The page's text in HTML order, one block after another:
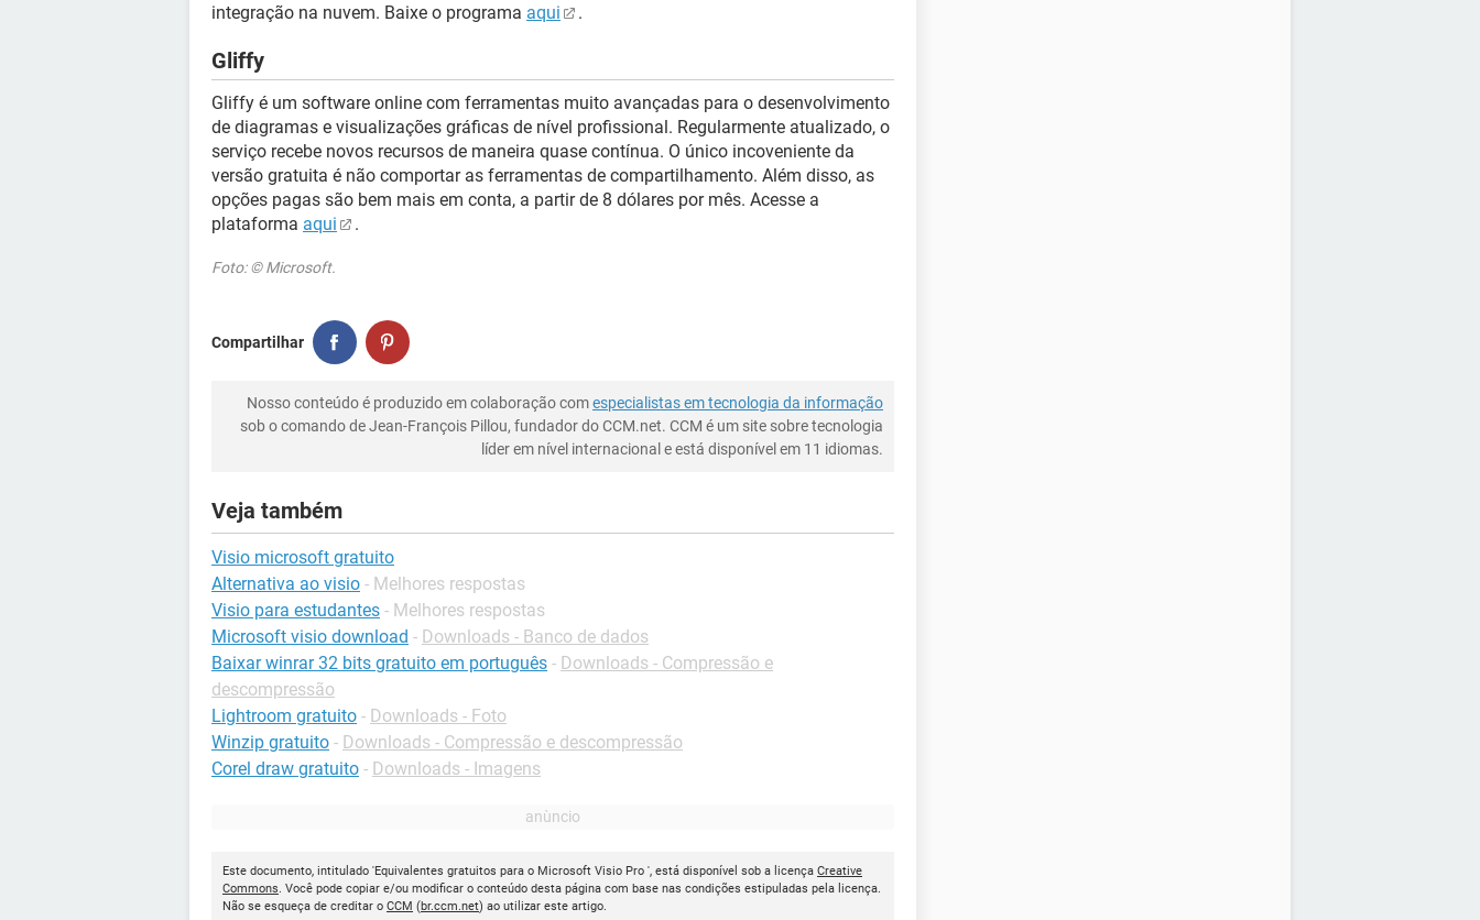
integração na nuvem. Baixe o programa aqui .
Gliffy
Gliffy é um software online com ferramentas muito avançadas para o desenvolvimento
de diagramas e visualizações gráficas de nível profissional. Regularmente atualizado, o
serviço recebe novos recursos de maneira quase contínua. O único incoveniente da
versão gratuita é não comportar as ferramentas de compartilhamento. Além disso, as
opções pagas são bem mais em conta, a partir de 8 dólares por mês. Acesse a
plataforma aqui .
Foto: © Microsoft.
Compartilhar
Nosso conteúdo é produzido em colaboração comespecialistas em tecnologia da informação
sob o comando de Jean-François Pillou, fundador do CCM.net. CCM é um site sobre tecnologia
líder em nível internacional e está disponível em 11 idiomas.
Veja também
Visio microsoft gratuito
Alternativa ao visio - Melhores respostas
Visio para estudantes - Melhores respostas
Microsoft visio download - Downloads - Banco de dados
Baixar winrar 32 bits gratuito em português - Downloads - Compressão e
descompressão
Lightroom gratuito - Downloads - Foto
Winzip gratuito - Downloads - Compressão e descompressão
Corel draw gratuito - Downloads - Imagens
Este documento, intitulado 'Equivalentes gratuitos para o Microsoft Visio Pro ', está disponível sob a licença Creative
Commons. Você pode copiar e/ou modificar o conteúdo desta página com base nas condições estipuladas pela licença.
Não se esqueça de creditar o CCM (br.ccm.net) ao utilizar este artigo.